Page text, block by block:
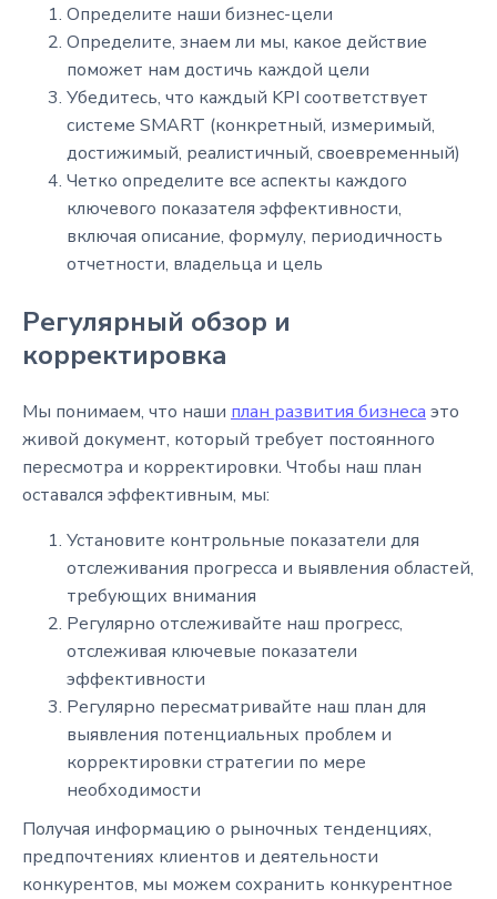
Определите наши бизнес-цели
Определите, знаем ли мы, какое действие
поможет нам достичь каждой цели
Убедитесь, что каждый KPI соответствует
системе SMART (конкретный, измеримый,
достижимый, реалистичный, своевременный)
Четко определите все аспекты каждого
ключевого показателя эффективности,
включая описание, формулу, периодичность
отчетности, владельца и цель
Регулярный обзор и
корректировка
Мы понимаем, что наши план развития бизнеса это
живой документ, который требует постоянного
пересмотра и корректировки. Чтобы наш план
оставался эффективным, мы:
Установите контрольные показатели для
отслеживания прогресса и выявления областей,
требующих внимания
Регулярно отслеживайте наш прогресс,
отслеживая ключевые показатели
эффективности
Регулярно пересматривайте наш план для
выявления потенциальных проблем и
корректировки стратегии по мере
необходимости
Получая информацию о рыночных тенденциях,
предпочтениях клиентов и деятельности
конкурентов, мы можем сохранить конкурентное